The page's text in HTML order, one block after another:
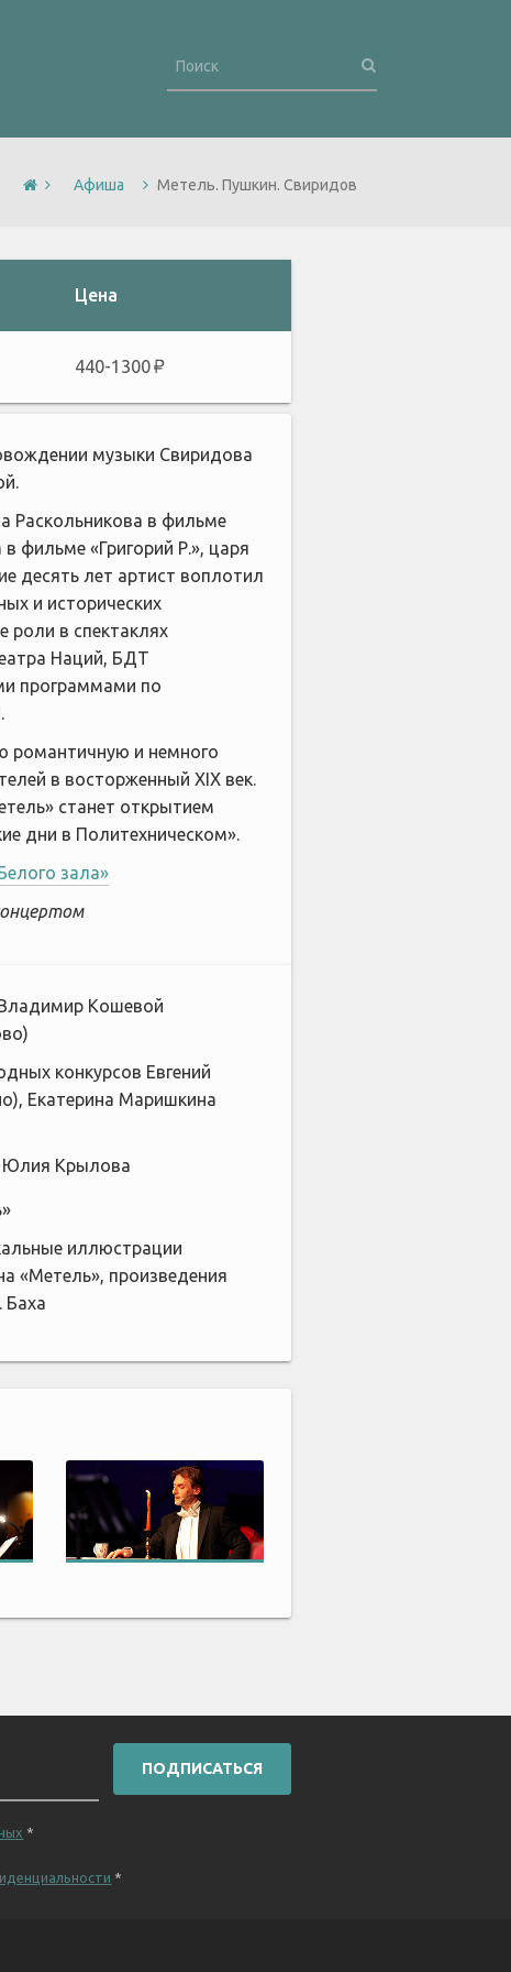
Афиша Метель. Пушкин. Свиридов
Цена
440-1300
музыки Свиридова
Раскольникова в фильме
фильме «Григорий Р.», царя
десять лет артист воплотил
и исторических
роли в спектаклях
Наций, БДТ
программами по
романтичную и немного
в восторженный ХIХ век.
станет открытием
дни в Политехническом».
зала»
Кошевой
конкурсов Евгений
Екатерина Маришкина
Крылова
иллюстрации
«Метель», произведения
Баха
ПОДПИСАТЬСЯ
*
*